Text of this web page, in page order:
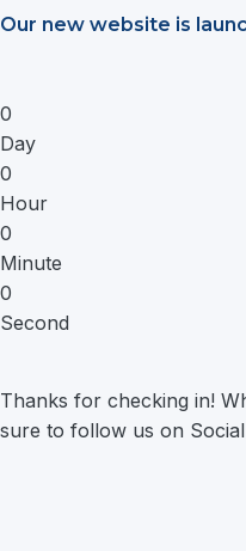
Saltar
Our new website is
0
Day
0
Hour
0
Minute
0
Second
Thanks for checking in!
sure to follow us on